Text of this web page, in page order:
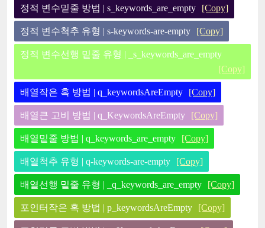
정적 변수밑줄 방법 | s_keywords_are_empty [Copy]
정적 변수척추 유형 | s-keywords-are-empty [Copy]
정적 변수선행 밑줄 유형 | _s_keywords_are_empty
[Copy]
배열작은 혹 방법 | q_keywordsAreEmpty [Copy]
배열큰 고비 방법 | q_KeywordsAreEmpty [Copy]
배열밑줄 방법 | q_keywords_are_empty [Copy]
배열척추 유형 | q-keywords-are-empty [Copy]
배열선행 밑줄 유형 | _q_keywords_are_empty [Copy]
포인터작은 혹 방법 | p_keywordsAreEmpty [Copy]